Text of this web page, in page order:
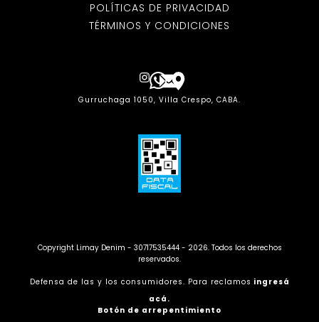
POLÍTICAS DE PRIVACIDAD
TÉRMINOS Y CONDICIONES
Gurruchaga 1050, Villa Crespo, CABA.
Copyright Limay Denim - 30717535444 - 2026. Todos los derechos
reservados.
Defensa de las y los consumidores. Para reclamos ingresá
acá.
Botón de arrepentimiento